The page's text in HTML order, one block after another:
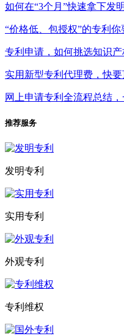
如何在“3个月”快速拿下发
“价格低、包授权”的专利你
专利申请，如何挑选知识
实用新型专利代理费，快
网上申请专利全流程总结，
推荐服务
发明专利
实用专利
外观专利
专利维权